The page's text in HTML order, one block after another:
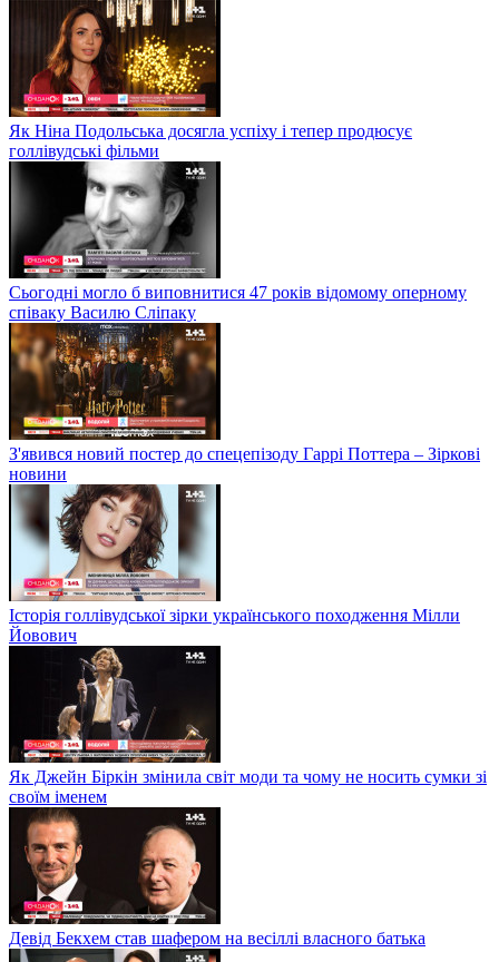
Як Ніна Подольська досягла успіху і тепер продюсує
голлівудські фільми
Сьогодні могло б виповнитися 47 років відомому оперному
співаку Василю Сліпаку
З'явився новий постер до спецепізоду Гаррі Поттера – Зіркові
новини
Історія голлівудської зірки українського походження Мілли
Йовович
Як Джейн Біркін змінила світ моди та чому не носить сумки зі
своїм іменем
Девід Бекхем став шафером на весіллі власного батька